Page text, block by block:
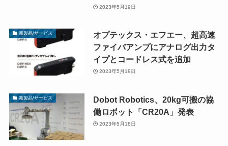
2023年5月19日
新製品/サービス
オプテックス・エフエー、超高速
ファイバアンプにアナログ出力タ
イプとコードレス式を追加
2023年5月19日
新製品/サービス
Dobot Robotics、20kg可搬の協
働ロボット「CR20A」発表
2023年5月18日